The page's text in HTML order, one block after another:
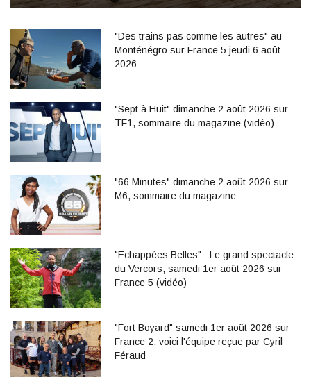
"Des trains pas comme les autres" au
Monténégro sur France 5 jeudi 6 août
2026
"Sept à Huit" dimanche 2 août 2026 sur
TF1, sommaire du magazine (vidéo)
"66 Minutes" dimanche 2 août 2026 sur
M6, sommaire du magazine
"Echappées Belles" : Le grand spectacle
du Vercors, samedi 1er août 2026 sur
France 5 (vidéo)
"Fort Boyard" samedi 1er août 2026 sur
France 2, voici l'équipe reçue par Cyril
Féraud